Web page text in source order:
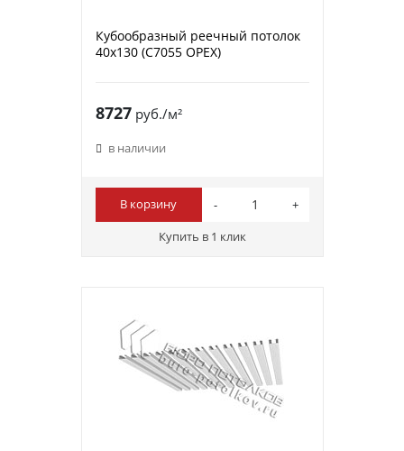
Кубообразный реечный потолок
40х130 (C7055 ОРЕХ)
8727руб./м²
в наличии
В корзину
Купить в 1 клик